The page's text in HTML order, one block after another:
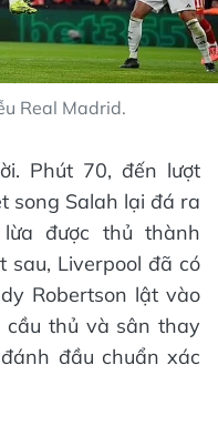
Real Madrid.
Phút 70, đến lượt
song Salah lại đá ra
được thủ thành
sau, Liverpool đã có
Robertson lật vào
thủ và sân thay
đầu chuẩn xác